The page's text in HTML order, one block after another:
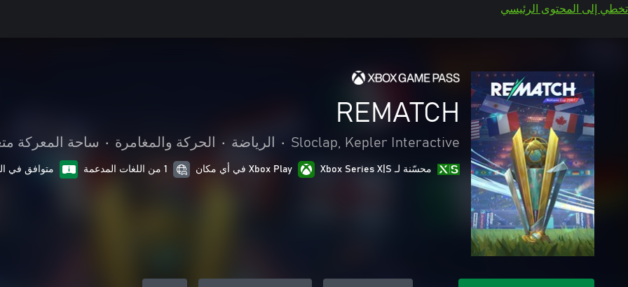
تخطي إلى المحتوى الرئيسي
REMATCH
Sloclap, Kepler Interactive
• الرياضة • الحركة والمغامرة • ساحة المعركة
محسّنة لـ Xbox Series X|S Xbox Play في أي مكان 1 من اللغات المدعمة متوافق في